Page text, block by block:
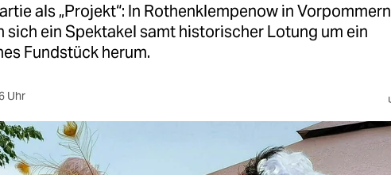
als „Projekt“: In Rothenklempenow in Vorpommern
sich ein Spektakel samt historischer Lotung um ein
Fundstück herum.
Uhr